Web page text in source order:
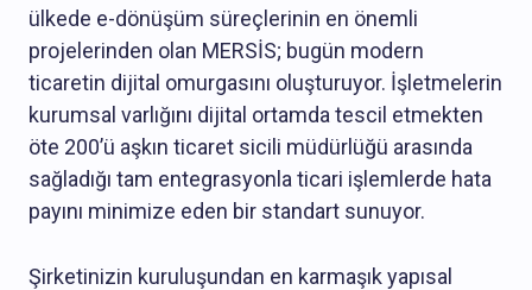
ülkede e-dönüşüm süreçlerinin en önemli
projelerinden olan MERSİS; bugün modern
ticaretin dijital omurgasını oluşturuyor. İşletmelerin
kurumsal varlığını dijital ortamda tescil etmekten
öte 200’ü aşkın ticaret sicili müdürlüğü arasında
sağladığı tam entegrasyonla ticari işlemlerde hata
payını minimize eden bir standart sunuyor.
Şirketinizin kuruluşundan en karmaşık yapısal